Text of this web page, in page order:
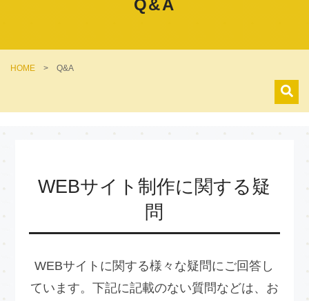
Q&A
HOME > Q&A
WEBサイト制作に関する疑
問
WEBサイトに関する様々な疑問にご回答し
ています。下記に記載のない質問などは、お